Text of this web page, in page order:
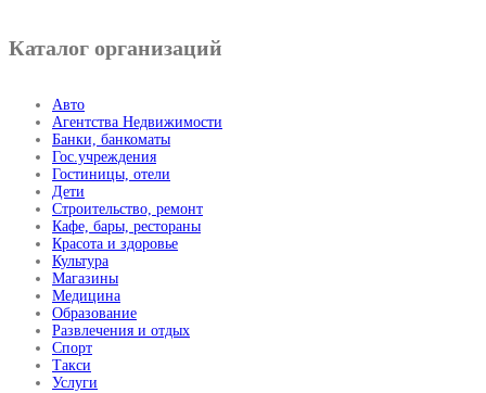
Каталог организаций
Авто
Агентства Недвижимости
Банки, банкоматы
Гос.учреждения
Гостиницы, отели
Дети
Строительство, ремонт
Кафе, бары, рестораны
Красота и здоровье
Культура
Магазины
Медицина
Образование
Развлечения и отдых
Спорт
Такси
Услуги